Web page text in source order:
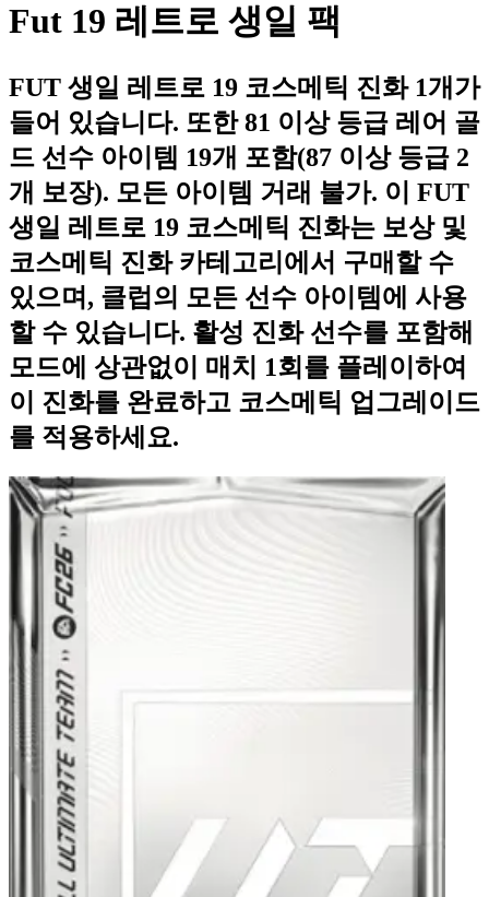
Fut 19 레트로 생일 팩
FUT 생일 레트로 19 코스메틱 진화 1개가
들어 있습니다. 또한 81 이상 등급 레어 골
드 선수 아이템 19개 포함(87 이상 등급 2
개 보장). 모든 아이템 거래 불가. 이 FUT
생일 레트로 19 코스메틱 진화는 보상 및
코스메틱 진화 카테고리에서 구매할 수
있으며, 클럽의 모든 선수 아이템에 사용
할 수 있습니다. 활성 진화 선수를 포함해
모드에 상관없이 매치 1회를 플레이하여
이 진화를 완료하고 코스메틱 업그레이드
를 적용하세요.